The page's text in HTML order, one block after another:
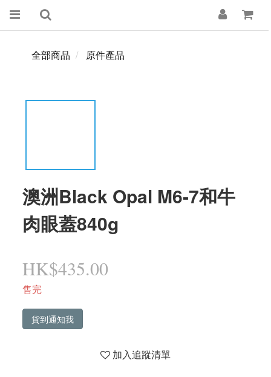
全部商品 原件產品
澳洲Black Opal M6-7和牛
肉眼蓋840g
HK$435.00
售完
貨到通知我
加入追蹤清單